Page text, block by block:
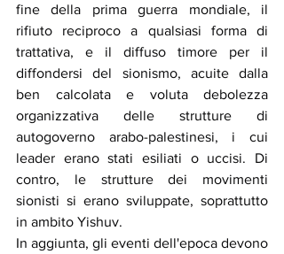
fine della prima guerra mondiale, il
rifiuto reciproco a qualsiasi forma di
trattativa, e il diffuso timore per il
diffondersi del sionismo, acuite dalla
ben calcolata e voluta debolezza
organizzativa delle strutture di
autogoverno arabo-palestinesi, i cui
leader erano stati esiliati o uccisi. Di
contro, le strutture dei movimenti
sionisti si erano sviluppate, soprattutto
in ambito Yishuv.
In aggiunta, gli eventi dell'epoca devono